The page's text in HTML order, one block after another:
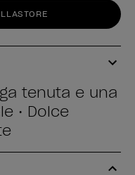
tenuta e una
• Dolce